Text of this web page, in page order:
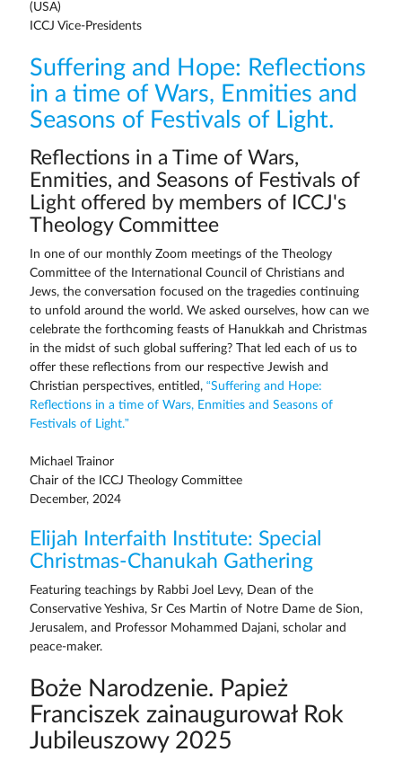
(USA)
ICCJ Vice-Presidents
Suffering and Hope: Reflections
in a time of Wars, Enmities and
Seasons of Festivals of Light.
Reflections in a Time of Wars,
Enmities, and Seasons of Festivals of
Light offered by members of ICCJ's
Theology Committee
In one of our monthly Zoom meetings of the Theology
Committee of the International Council of Christians and
Jews, the conversation focused on the tragedies continuing
to unfold around the world. We asked ourselves, how can we
celebrate the forthcoming feasts of Hanukkah and Christmas
in the midst of such global suffering? That led each of us to
offer these reflections from our respective Jewish and
Christian perspectives, entitled, “Suffering and Hope:
Reflections in a time of Wars, Enmities and Seasons of
Festivals of Light.”
Michael Trainor
Chair of the ICCJ Theology Committee
December, 2024
Elijah Interfaith Institute: Special
Christmas-Chanukah Gathering
Featuring teachings by Rabbi Joel Levy, Dean of the
Conservative Yeshiva, Sr Ces Martin of Notre Dame de Sion,
Jerusalem, and Professor Mohammed Dajani, scholar and
peace-maker.
Boże Narodzenie. Papież
Franciszek zainaugurował Rok
Jubileuszowy 2025